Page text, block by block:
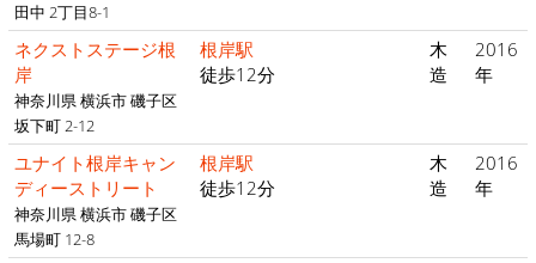
田中 2丁目8-1
ネクストステージ根
岸
神奈川県 横浜市 磯子区
坂下町 2-12
根岸駅
徒歩12分
木
造
2016
年
ユナイト根岸キャン
ディーストリート
神奈川県 横浜市 磯子区
馬場町 12-8
根岸駅
徒歩12分
木
造
2016
年